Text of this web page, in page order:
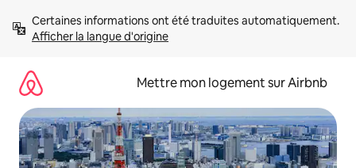
directement
Afficher la langue d'origine
Mettre mon logement sur Airbnb